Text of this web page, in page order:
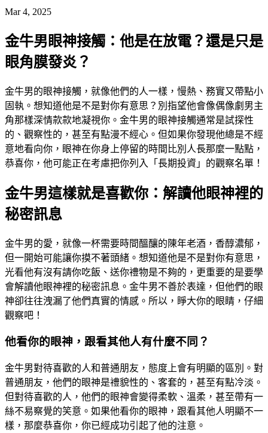
Mar 4, 2025
金牛男眼神接觸：他是在放電？還是只是
眼角膜發炎？
金牛男的眼神接觸，就像他們的人一樣，慢熱、務實又帶點小
固執。想知道他是不是對你有意思？別指望他會像偶像劇男主
角那樣深情款款地凝視你。金牛男的眼神接觸通常是試探性
的、觀察性的，甚至有點漫不經心。但如果你發現他總是不經
意地看向你，眼神在你身上停留的時間比別人長那麼一點點，
恭喜你，他可能正在考慮把你列入「長期投資」的觀察名單！
金牛男這樣就是喜歡你：解讀他眼神裡的
秘密訊息
金牛男的愛，就像一杯需要時間醞釀的陳年老酒，香醇濃郁，
但一開始可能讓你摸不著頭緒。想知道他是不是對你有意思，
光看他有沒有請你吃飯、送你禮物是不夠的，更重要的是要學
會解讀他眼神裡的秘密訊息。金牛男不善於表達，但他們的眼
神卻往往洩漏了他們真實的情感。所以，睜大你的眼睛，仔細
觀察吧！
他看你的眼神，跟看其他人有什麼不同？
金牛男對待喜歡的人和普通朋友，態度上會有明顯的區別。對
普通朋友，他們的眼神是禮貌性的、客套的，甚至有點冷淡。
但對待喜歡的人，他們的眼神會變得柔軟、溫柔，甚至帶有一
絲不易察覺的笑意。如果他看你的眼神，跟看其他人明顯不一
樣，那麼恭喜你，你已經成功引起了他的注意。